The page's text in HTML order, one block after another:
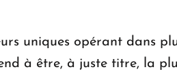
uniques opérant dans
à être, à juste titre, la